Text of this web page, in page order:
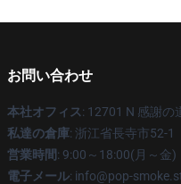
お問い合わせ
本社オフィス: 12701 N 感謝の
私達の倉庫: 浙江省長寺市52-1
営業時間: 9:00～18:00(月～金)
電子メール: info@pop-